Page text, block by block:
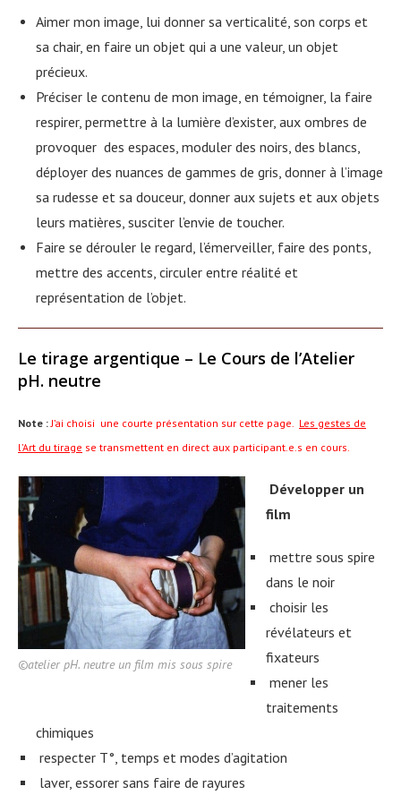
Aimer mon image, lui donner sa verticalité, son corps et
sa chair, en faire un objet qui a une valeur, un objet
précieux.
Préciser le contenu de mon image, en témoigner, la faire
respirer, permettre à la lumière d’exister, aux ombres de
provoquer des espaces, moduler des noirs, des blancs,
déployer des nuances de gammes de gris, donner à l’image
sa rudesse et sa douceur, donner aux sujets et aux objets
leurs matières, susciter l’envie de toucher.
Faire se dérouler le regard, l’émerveiller, faire des ponts,
mettre des accents, circuler entre réalité et
représentation de l’objet.
Le tirage argentique – Le Cours de l’Atelier
pH. neutre
Note : J’ai choisi une courte présentation sur cette page. Les gestes de
l’Art du tirage se transmettent en direct aux participant.e.s en cours.
©atelier pH. neutre un film mis sous spire
Développer un
film
mettre sous spire
dans le noir
choisir les
révélateurs et
fixateurs
mener les
traitements
chimiques
respecter T°, temps et modes d’agitation
laver, essorer sans faire de rayures